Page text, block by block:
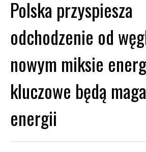
Polska przyspiesza
odchodzenie od
nowym miksie
kluczowe będą
energii